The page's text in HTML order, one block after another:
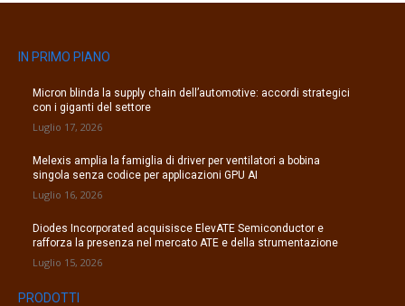
IN PRIMO PIANO
Micron blinda la supply chain dell’automotive: accordi strategici
con i giganti del settore
Luglio 17, 2026
Melexis amplia la famiglia di driver per ventilatori a bobina
singola senza codice per applicazioni GPU AI
Luglio 16, 2026
Diodes Incorporated acquisisce ElevATE Semiconductor e
rafforza la presenza nel mercato ATE e della strumentazione
Luglio 15, 2026
PRODOTTI